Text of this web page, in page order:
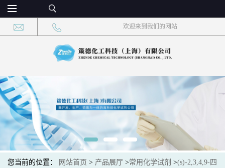
欢迎来到我们的网站
您当前的位置： 网站首页 > 产品展厅 >常用化学试剂 >(s)-2,3,4,9-四